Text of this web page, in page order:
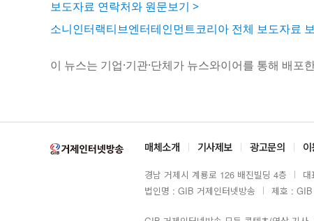
보도자료 연락처와 원문보기 >
소니인터랙티브엔터테인먼트코리아 전체 보도자료
이 뉴스는 기업·기관·단체가 뉴스와이어를 통해 배포